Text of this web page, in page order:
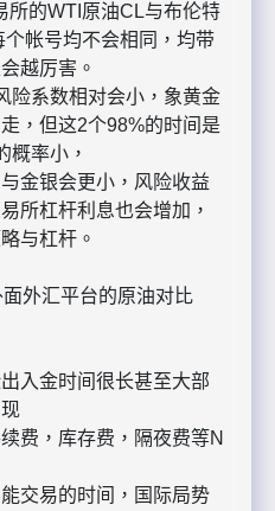
所的WTI原油CL与布伦特
帐号均不会相同，均带
越厉害。
险系数相对会小，象黄金
，但这2个98%的时间是
概率小，
金银会更小，风险收益
所杠杆利息也会增加，
与杠杆。
外汇平台的原油对比
入金时间很长甚至大部
费，库存费，隔夜费等N
交易的时间，国际局势